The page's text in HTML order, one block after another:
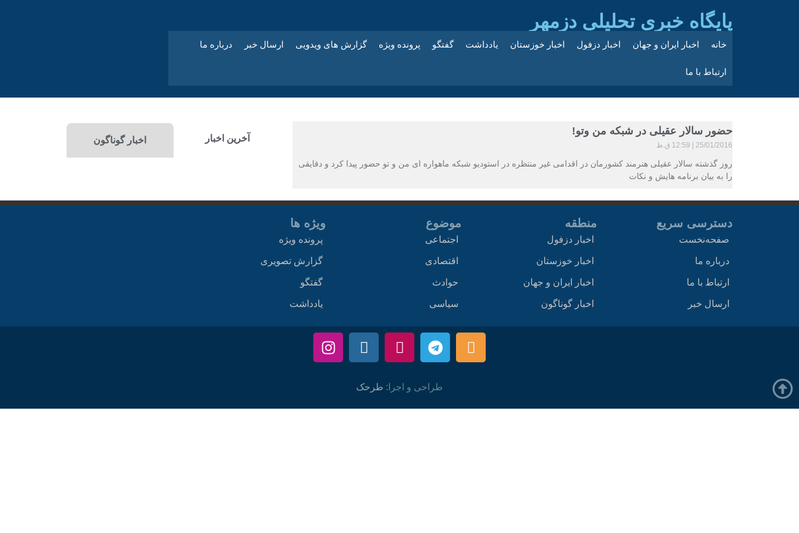
پایگاه خبری تحلیلی دزمهر
خانه اخبار ایران و جهان اخبار دزفول اخبار خوزستان یادداشت گفتگو پرونده ویژه گزارش های ویدویی ارسال خبر درباره ما
ارتباط با ما
حضور سالار عقیلی در شبکه من وتو!
25/01/2016 12:59 ق.ظ
روز گذشته سالار عقیلی هنرمند کشورمان در اقدامی غیر منتظره در استودیو شبکه ماهواره ای من و تو حضور پیدا کرد و دقایقی
را به بیان برنامه هایش و نکات
آخرین اخبار اخبار گوناگون
دسترسی سریع
صفحه‌نخست
درباره ما
ارتباط با ما
ارسال خبر
منطقه
اخبار دزفول
اخبار خوزستان
اخبار ایران و جهان
اخبار گوناگون
موضوع
اجتماعی
اقتصادی
حوادث
سیاسی
ویژه ها
پرونده ویژه
گزارش تصویری
گفتگو
یادداشت
طراحی و اجرا: طرحک